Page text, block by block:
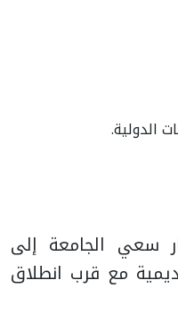
الدولية.
سعي الجامعة إلى
مع قرب انطلاق